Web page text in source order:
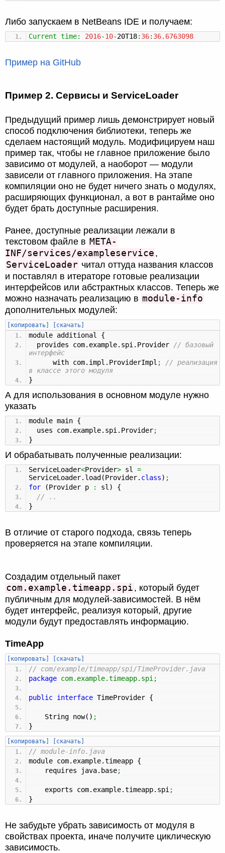
Либо запускаем в NetBeans IDE и получаем:
Current time: 2016-10-20T18: 36: 36.6763098
Пример на GitHub
Пример 2. Сервисы и ServiceLoader
Предыдущий пример лишь демонстрирует новый
способ подключения библиотеки, теперь же
сделаем настоящий модуль. Модифицируем наш
пример так, чтобы не главное приложение было
зависимо от модулей, а наоборот — модули
зависели от главного приложения. На этапе
компиляции оно не будет ничего знать о модулях,
расширяющих функционал, а вот в рантайме оно
будет брать доступные расширения.
Ранее, доступные реализации лежали в
текстовом файле в META-
INF/services/exampleservice ,
ServiceLoader читал оттуда названия классов
и поставлял в итераторе готовые реализации
интерфейсов или абстрактных классов. Теперь же
можно назначать реализацию в module-info
дополнительных модулей:
[копировать] [скачать]
module additional {
provides com. example. spi . Provider
// базовый
интерфейс
with com. impl . ProviderImpl ;
// реализация
в классе этого модуля
}
А для использования в основном модуле нужно
указать
module main {
uses com. example. spi . Provider;
}
И обрабатывать полученные реализации:
ServiceLoader<Provider> sl =
ServiceLoader. load (Provider. class) ;
for
(Provider p : sl )
{
// ..
}
В отличие от старого подхода, связь теперь
проверяется на этапе компиляции.
Создадим отдельный пакет
com.example.timeapp.spi , который будет
публичным для модулей-зависимостей. В нём
будет интерфейс, реализуя который, другие
модули будут предоставлять информацию.
TimeApp
[копировать] [скачать]
// com/example/timeapp/spi/TimeProvider.java
package com.example.timeapp.spi ;
public interface TimeProvider {
String now( ) ;
}
[копировать] [скачать]
// module-info.java
module com. example.timeapp {
requires java. base;
exports com. example.timeapp. spi ;
}
Не забудьте убрать зависимость от модуля в
свойствах проекта, иначе получите циклическую
зависимость.